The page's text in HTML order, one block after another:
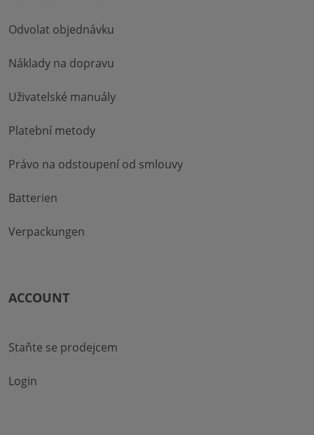
Odvolat objednávku
Náklady na dopravu
Uživatelské manuály
Platební metody
Právo na odstoupení od smlouvy
Batterien
Verpackungen
ACCOUNT
Staňte se prodejcem
Login